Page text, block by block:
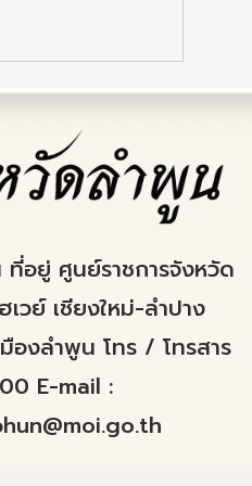
อยู่ ศูนย์ราชการจังหวัด
วย์ เชียงใหม่-ลำปาง
องลำพูน โทร / โทรสาร
E-mail :